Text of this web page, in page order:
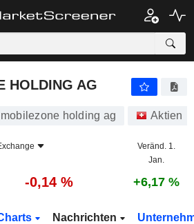
AG
HOLDING AG
holding ag Aktien
Veränd. 1.
Jan.
-0,14 % +6,17 %
Nachrichten